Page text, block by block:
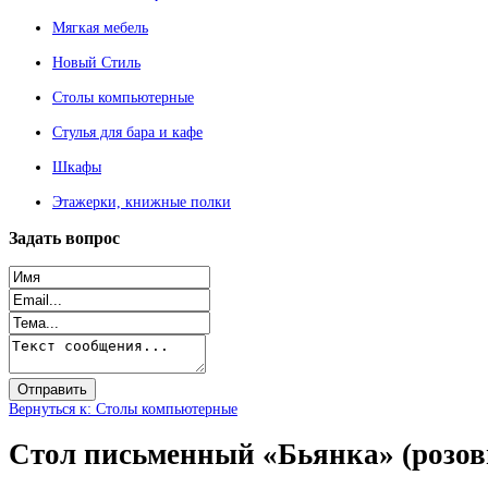
Мягкая мебель
Новый Стиль
Столы компьютерные
Стулья для бара и кафе
Шкафы
Этажерки, книжные полки
Задать вопрос
Вернуться к: Столы компьютерные
Стол письменный «Бьянка»